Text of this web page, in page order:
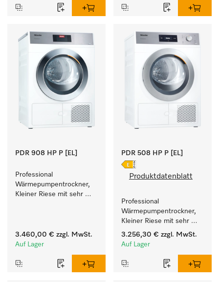
Füllgewicht 8 kg.
PDR 908 HP P [EL]
Professional
Wärmepumpentrockner,
Kleiner Riese mit sehr
Füllgewicht 8 kg.
3.460,00 € zzgl. MwSt.
Auf Lager
PDR 508 HP P [EL]
Produktdatenblatt
Professional
Wärmepumpentrockner,
Kleiner Riese mit sehr
geringem
Energieverbrauch und
Füllgewicht 8 kg.
3.256,30 € zzgl. MwSt.
Auf Lager